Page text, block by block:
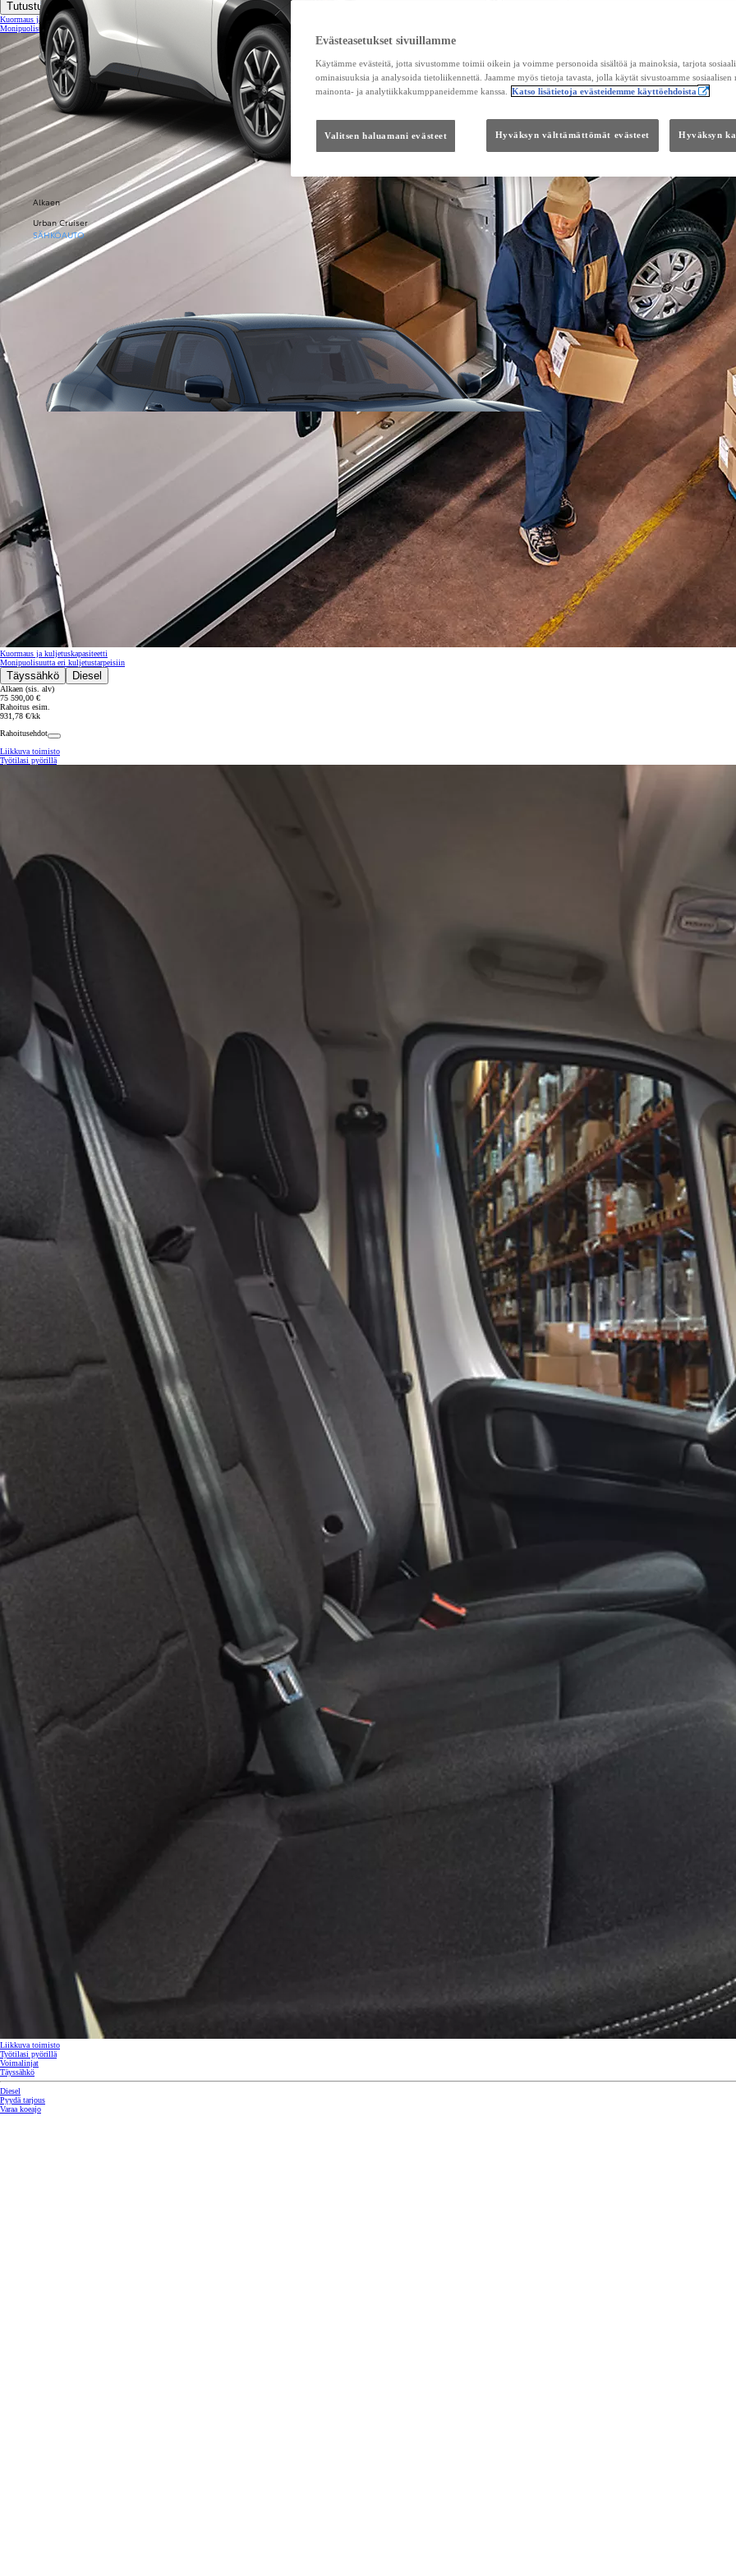
Alkaen
Urban Cruiser
SÄHKÖAUTO
Alkaen
tai kuukausierä
Corolla Touring Sports
HYBRIDI
Tutustu tarkemmin
Kuormaus ja kuljetuskapasiteetti
Monipuolisuutta eri kuljetustarpeisiin
Kuormaus ja kuljetuskapasiteetti
Monipuolisuutta eri kuljetustarpeisiin
Täyssähkö Diesel
Alkaen (sis. alv)
75 590,00 €
Rahoitus esim.
931,78 €/kk
Rahoitusehdot
Liikkuva toimisto
Työtilasi pyörillä
Liikkuva toimisto
Työtilasi pyörillä
Voimalinjat
Täyssähkö
Diesel
Pyydä tarjous
Varaa koeajo
Evästeasetukset sivuillamme
Käytämme evästeitä, jotta sivustomme toimii oikein ja voimme personoida sisältöä ja mainoksia, tarjota
ominaisuuksia ja analysoida tietoliikennettä. Jaamme myös tietoja tavasta, jolla käytät sivustoamme sosiaalisen
mainonta- ja analytiikkakumppaneidemme kanssa.
Katso lisätietoja evästeidemme käyttöehdoista
Valitsen haluamani evästeet Hyväksyn välttämättömät evästeet Hyväksyn